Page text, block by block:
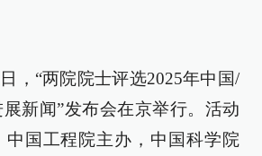
，“两院院士评选2025年中国/
新闻”发布会在京举行。活动
中国工程院主办，中国科学院